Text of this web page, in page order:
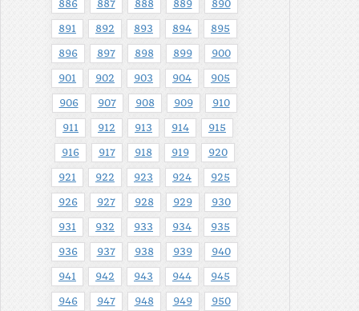
886 887 888 889 890
891 892 893 894 895
896 897 898 899 900
901 902 903 904 905
906 907 908 909 910
911 912 913 914 915
916 917 918 919 920
921 922 923 924 925
926 927 928 929 930
931 932 933 934 935
936 937 938 939 940
941 942 943 944 945
946 947 948 949 950